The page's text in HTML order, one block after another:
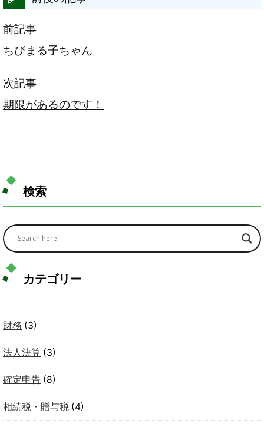
前記事
ちびまる子ちゃん
次記事
期限があるのです！
検索
カテゴリー
財務 (3)
法人決算 (3)
確定申告 (8)
相続税・贈与税 (4)